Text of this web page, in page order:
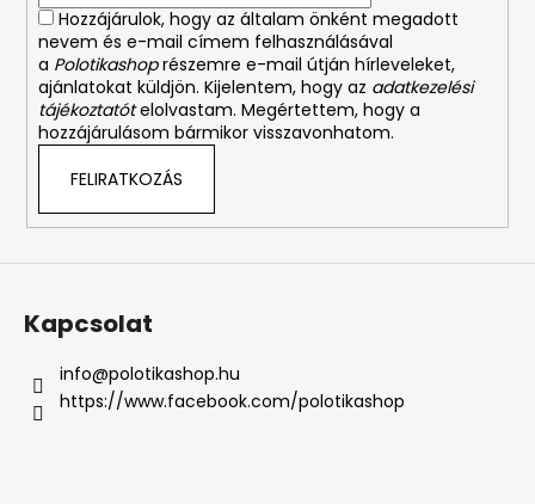
Hozzájárulok, hogy az általam önként megadott
nevem és e-mail címem felhasználásával
a Polotikashoprészemre e-mail útján hírleveleket,
ajánlatokat küldjön. Kijelentem, hogy az adatkezelési
tájékoztatót elolvastam. Megértettem, hogy a
hozzájárulásom bármikor visszavonhatom.
FELIRATKOZÁS
Kapcsolat
info@polotikashop.hu
https://www.facebook.com/polotikashop